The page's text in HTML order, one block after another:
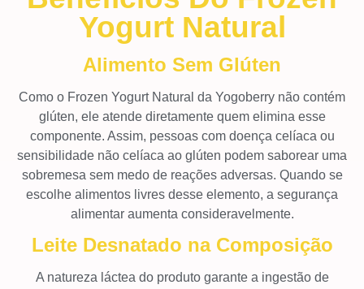
Yogurt Natural
Alimento Sem Glúten
Como o Frozen Yogurt Natural da Yogoberry não contém
glúten, ele atende diretamente quem elimina esse
componente. Assim, pessoas com doença celíaca ou
sensibilidade não celíaca ao glúten podem saborear uma
sobremesa sem medo de reações adversas. Quando se
escolhe alimentos livres desse elemento, a segurança
alimentar aumenta consideravelmente.
Leite Desnatado na Composição
A natureza láctea do produto garante a ingestão de